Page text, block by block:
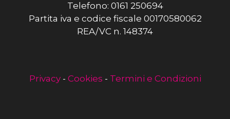
Telefono: 0161 250694
Partita iva e codice fiscale 00170580062
REA/VC n. 148374
Privacy- Cookies - Termini e Condizioni